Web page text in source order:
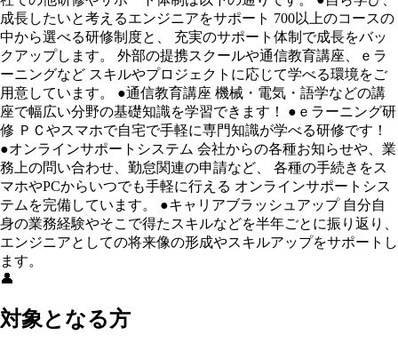
成長したいと考えるエンジニアをサポート 700以上のコースの
中から選べる研修制度と、 充実のサポート体制で成長をバッ
クアップします。 外部の提携スクールや通信教育講座、ｅラ
ーニングなど スキルやプロジェクトに応じて学べる環境をご
用意しています。 ●通信教育講座 機械・電気・語学などの講
座で幅広い分野の基礎知識を学習できます！ ●ｅラーニング研
修 ＰＣやスマホで自宅で手軽に専門知識が学べる研修です！
●オンラインサポートシステム 会社からの各種お知らせや、業
務上の問い合わせ、勤怠関連の申請など、 各種の手続きをス
マホやPCからいつでも手軽に行える オンラインサポートシス
テムを完備しています。 ●キャリアブラッシュアップ 自分自
身の業務経験やそこで得たスキルなどを半年ごとに振り返り、
エンジニアとしての将来像の形成やスキルアップをサポートし
ます。
👤
対象となる方